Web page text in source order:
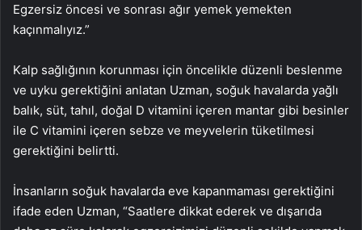
Egzersiz öncesi ve sonrası ağır yemek yemekten
kaçınmalıyız.”
Kalp sağlığının korunması için öncelikle düzenli beslenme
ve uyku gerektiğini anlatan Uzman, soğuk havalarda yağlı
balık, süt, tahıl, doğal D vitamini içeren mantar gibi besinler
ile C vitamini içeren sebze ve meyvelerin tüketilmesi
gerektiğini belirtti.
İnsanların soğuk havalarda eve kapanmaması gerektiğini
ifade eden Uzman, “Saatlere dikkat ederek ve dışarıda